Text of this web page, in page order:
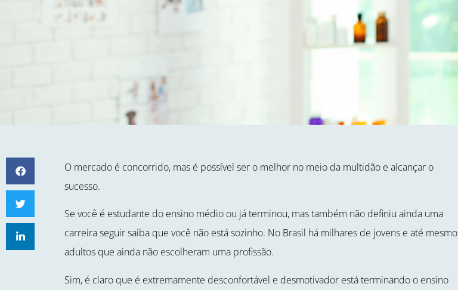
O mercado é concorrido, mas é possível ser o melhor no meio da multidão e alcançar o
sucesso.
Se você é estudante do ensino médio ou já terminou, mas também não definiu ainda uma
carreira seguir saiba que você não está sozinho. No Brasil há milhares de jovens e até mesmo
adultos que ainda não escolheram uma profissão.
Sim, é claro que é extremamente desconfortável e desmotivador está terminando o ensino